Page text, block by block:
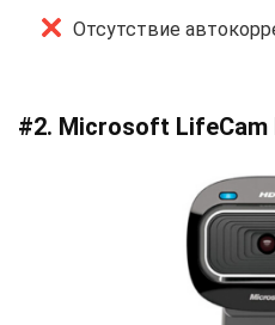
Отсутствие
#2. Microsoft LifeCam